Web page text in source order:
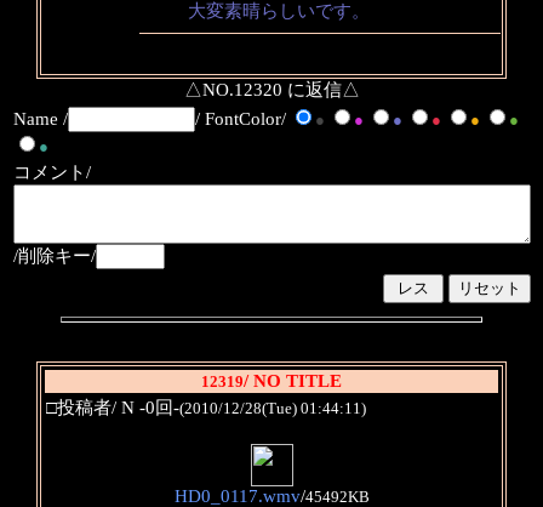
大変素晴らしいです。
△NO.12320 に返信△
Name /
/ FontColor/ ● ● ● ● ●
●
●
コメント/
/削除キー/
12319/ NO TITLE
□投稿者/ N -0回-(2010/12/28(Tue) 01:44:11)
HD0_0117.wmv/45492KB